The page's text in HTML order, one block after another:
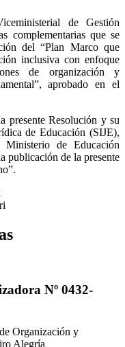
de Gestión
complementarias que se
del “Plan Marco que
inclusiva con enfoque
de organización y
aprobado en el
presente Resolución y su
de Educación (SIJE),
de Educación
publicación de la presente
Nº 0432-
Organización y
Alegría